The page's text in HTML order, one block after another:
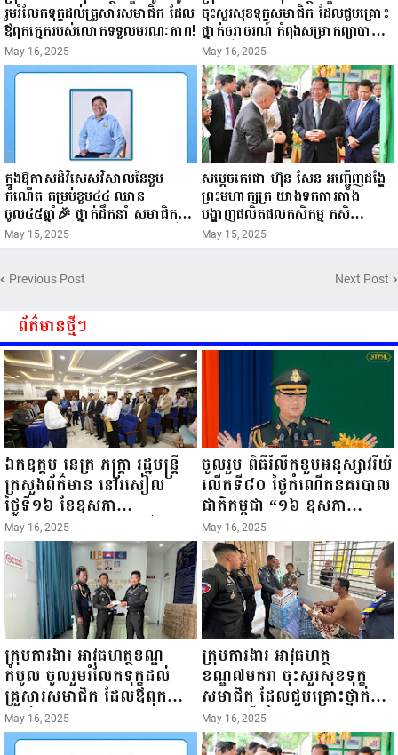
រួមរំលែកទុក្ខដល់គ្រួសារសមាជិក ដែល
ឪពុកក្មេករបស់លោកទទួលមរណៈភាព!
May 16, 2025
ចុះសួរសុខទុក្ខសមាជិក ដែលជួបគ្រោះ
ថ្នាក់ចរាចរណ៍ កំពុងសម្រាកព្យាបាល
នៅមន្ទីរពេទ្យ!
May 16, 2025
ក្នុងឱកាសដ៏វិសេសវិសាលនៃខួប
កំណើត គម្រប់ខួប៤៤ ឈាន
ចូល៤៥ឆ្នាំ🎉 ថ្នាក់ដឹកនាំ សមាជិក
សមាជិកា នៃក្រុមគ្រួសារកម្មវិធីអាជីវ
ជូនពរ ជូនចំពោះ ឯកឧត្តម សាយ
សំអាល់ ប្រធានសហភាពសហព័ន្ធ
បាននូវ សុខភាពល្អបរិបូរណ៍
កម្លាំងមាំមួន បញ្ញាញាណវាងវៃ
អាយុយឺនយូរ ...
May 15, 2025
សម្តេចតេជោ ហ៊ុន សែន អញ្ជើញដង្ហែ
ព្រះមហាក្សត្រ យាងទតការតាំង
បង្ហាញផលិតផលកសិកម្ម កសិ
ឧស្សាហកម្ម និងសិប្បកម្ម ក្នុងព្រះរាជ
May 15, 2025
Previous Post Next Post
ព័ត៌មានថ្មីៗ
ឯកឧត្តម នេត្រ ភក្ត្រា រដ្ឋមន្ត្រី
ក្រសួងព័ត៌មាន នៅរសៀល
ថ្ងៃទី១៦ ខែឧសភា
ឆ្នាំ២០២៥នេះ បានអញ្ជើញចុះ
ធ្វើជំរឿនថ្នាក់ដឹកនាំមន្ត្រីរាជ
ការស៉ីវិល នៃក្រសួងព័ត៌មាន...
May 16, 2025
ចូលរួម ពិធីរំលឹកខួបអនុស្សាវរីយ៍
លើកទី៨០ ថ្ងៃកំណើតនគរបាល
ជាតិកម្ពុជា “១៦ ឧសភា
១៩៤៥ ~ ១៦ ឧសភា
២០២៥”...
May 16, 2025
ក្រុមការងារ អាវុធហត្ថខណ្ឌ
កំបូល ចូលរួមរំលែកទុក្ខដល់
គ្រួសារសមាជិក ដែលឪពុកក្មេក
របស់លោកទទួលមរណៈភាព!
May 16, 2025
ក្រុមការងារ អាវុធហត្ថ
ខណ្ឌ៧មករា ចុះសួរសុខទុក្ខ
សមាជិក ដែលជួបគ្រោះថ្នាក់
ចរាចរណ៍ កំពុងសម្រាកព្យាបាល
នៅមន្ទីរពេទ្យ!
May 16, 2025